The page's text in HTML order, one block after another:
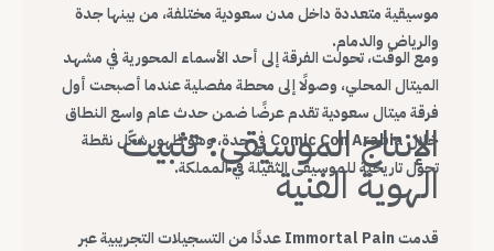
موسيقية متعددة داخل مدن سعودية مختلفة، من بينها جدة
والرياض والدمام.
ومع الوقت، تحولت الفرقة إلى أحد الأسماء المحورية في مشهد
الميتال المحلي، وصولًا إلى محطة مفصلية عندما أصبحت أول
فرقة ميتال سعودية تقدم عرضًا ضمن حدث عام واسع النطاق
خلال Comic Con Arabia في جدة، وهو ظهور شكّل نقطة
تحول تاريخية للموسيقى الثقيلة في المملكة.
الإنتاج الموسيقي: تثبيت
الهوية الفنية
قدمت Immortal Pain عددًا من التسجيلات التجريبية عبر